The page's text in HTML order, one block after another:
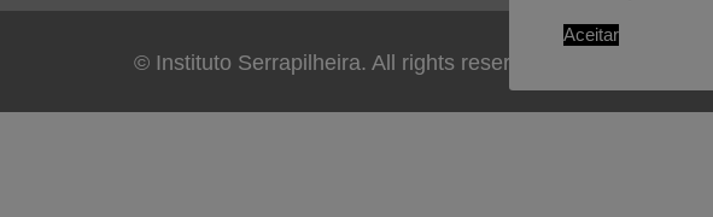
© Instituto Serrapilheira. All rights reserved.
Aceitar